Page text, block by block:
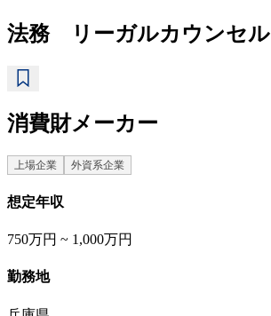
法務 リーガルカウンセル
消費財メーカー
上場企業 外資系企業
想定年収
750万円 ~ 1,000万円
勤務地